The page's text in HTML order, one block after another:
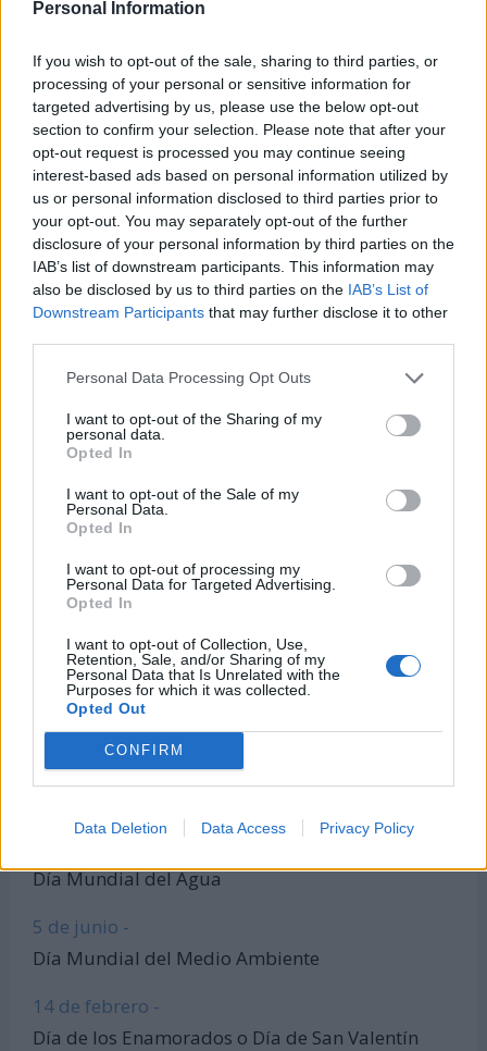
Personal Information
If you wish to opt-out of the sale, sharing to third parties, or
processing of your personal or sensitive information for
targeted advertising by us, please use the below opt-out
section to confirm your selection. Please note that after your
opt-out request is processed you may continue seeing
interest-based ads based on personal information utilized by
us or personal information disclosed to third parties prior to
your opt-out. You may separately opt-out of the further
disclosure of your personal information by third parties on the
IAB’s list of downstream participants. This information may
also be disclosed by us to third parties on the IAB’s List of
Downstream Participants that may further disclose it to other
Personal Data Processing Opt Outs
I want to opt-out of the Sharing of my
personal data.
Opted In
I want to opt-out of the Sale of my
Personal Data.
Opted In
I want to opt-out of processing my
Personal Data for Targeted Advertising.
Opted In
I want to opt-out of Collection, Use,
Retention, Sale, and/or Sharing of my
Personal Data that Is Unrelated with the
Purposes for which it was collected.
Opted Out
CONFIRM
Data Deletion Data Access Privacy Policy
Calendario Lunar
Calendario de Días Internacionales de
2027
Calculadoras
Calcula la diferencia entre fechas
Sumar o restar días o semanas a una
fecha
Calcular días hábiles
¿Cuántos días he vivido?
¿Quién cumple años hoy?
Calculadora de Calorías
Calculadora de índice de masa corporal
Todas las calculadoras
Entra en nuestro canal de Telegram
Días Más Buscados
8 de marzo -
Día Mundial del Agua
5 de junio -
Día Mundial del Medio Ambiente
14 de febrero -
Día de los Enamorados o Día de San Valentín